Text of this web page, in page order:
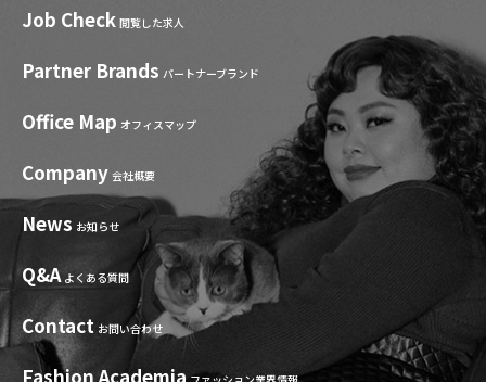
Job Check 閲覧した求人
Partner Brands パートナーブランド
Office Map オフィスマップ
Company 会社概要
News お知らせ
Q&A よくある質問
Contact お問い合わせ
Fashion Academia